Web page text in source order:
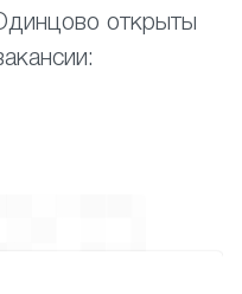
открыты